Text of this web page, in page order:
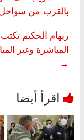
بالقرب من
ريهام الحكيم
المباشرة وغير
→